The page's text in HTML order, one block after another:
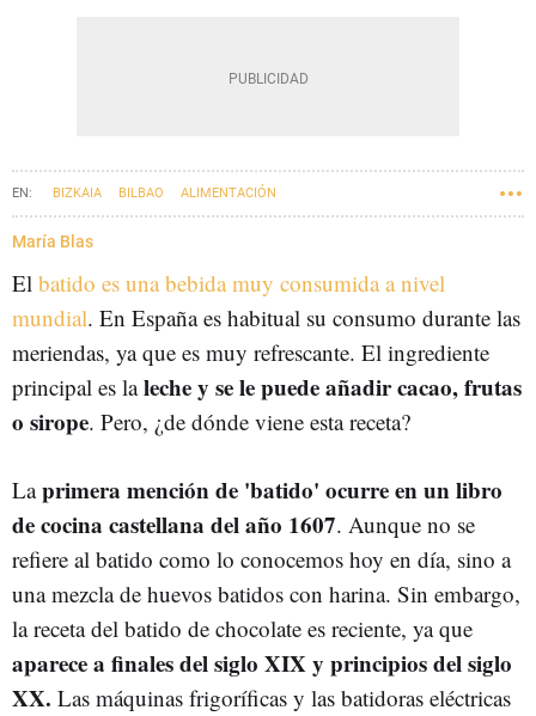
BIZKAIA BILBAO ALIMENTACIÓN
María Blas
El batido es una bebida muy consumida a nivel
mundial. En España es habitual su consumo durante las
meriendas, ya que es muy refrescante. El ingrediente
principal es laleche y se le puede añadir cacao, frutas
o sirope. Pero, ¿de dónde viene esta receta?
Laprimera mención de 'batido' ocurre en un libro
de cocina castellana del año 1607. Aunque no se
refiere al batido como lo conocemos hoy en día, sino a
una mezcla de huevos batidos con harina. Sin embargo,
la receta del batido de chocolate es reciente, ya que
aparece a finales del siglo XIX y principios del siglo
XX. Las máquinas frigoríficas y las batidoras eléctricas